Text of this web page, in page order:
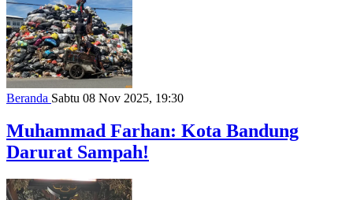
Beranda Sabtu 08 Nov 2025, 19:30
Muhammad Farhan: Kota Bandung
Darurat Sampah!